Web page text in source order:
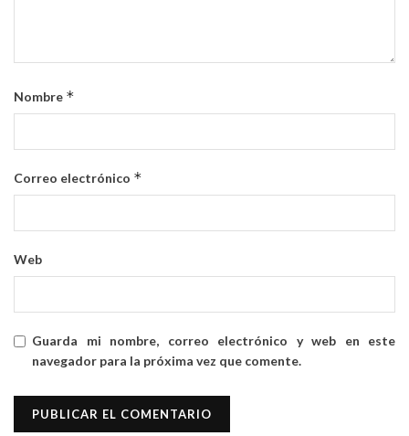
Nombre *
Correo electrónico *
Web
Guarda mi nombre, correo electrónico y web en este
navegador para la próxima vez que comente.